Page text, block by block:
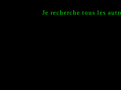
Je recherche tous les